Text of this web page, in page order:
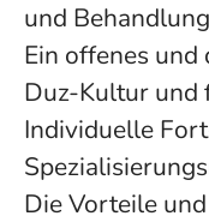
und
Ein offenes und
Duz-Kultur und
Individuelle
Die Vorteile